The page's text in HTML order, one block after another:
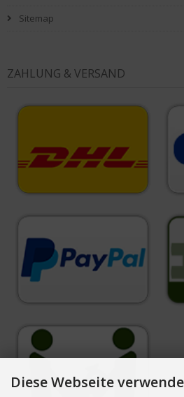
Sitemap
ZAHLUNG & VERSAND
Diese Webseite